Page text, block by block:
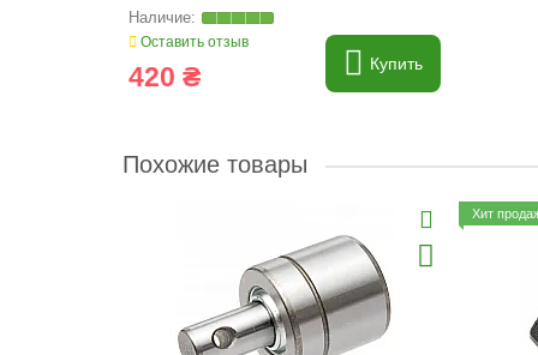
885154B
Оставить отзыв
420 ₴ Купить
Похожие товары
Хит